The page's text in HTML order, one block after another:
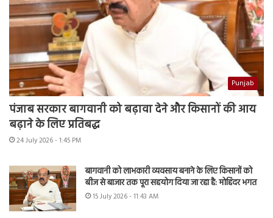
Punjab
पंजाब सरकार बागवानी को बढ़ावा देने और किसानों की आय
बढ़ाने के लिए प्रतिबद्ध
24 July 2026 - 1:45 PM
बागवानी को लाभकारी व्यवसाय बनाने के लिए किसानों को
बीज से बाजार तक पूरा सहयोग दिया जा रहा है: मोहिंदर भगत
15 July 2026 - 11:43 AM